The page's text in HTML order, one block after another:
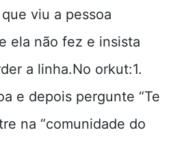
viu a pessoa
ela não fez e insista
a linha.No orkut:1.
e depois pergunte “Te
na “comunidade do